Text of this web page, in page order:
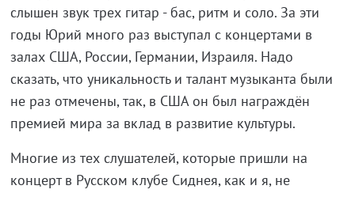
слышен звук трех гитар - бас, ритм и соло. За эти
годы Юрий много раз выступал с концертами в
залах США, России, Германии, Израиля. Надо
сказать, что уникальность и талант музыканта были
не раз отмечены, так, в США он был награждён
премией мира за вклад в развитие культуры.
Многие из тех слушателей, которые пришли на
концерт в Русском клубе Сиднея, как и я, не